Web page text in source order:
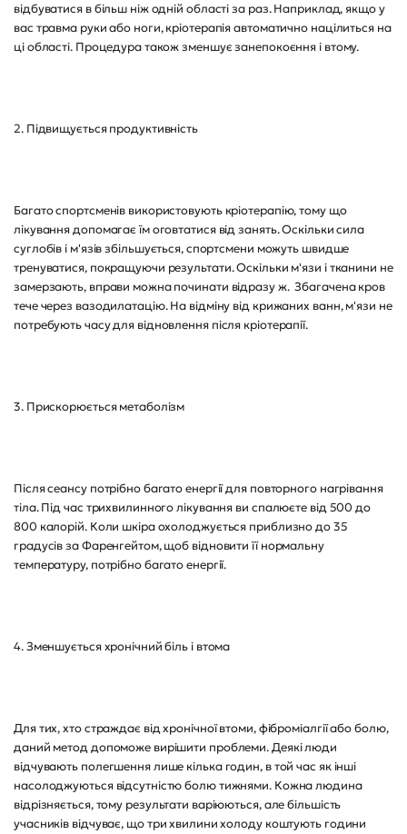
відбуватися в більш ніж одній області за раз. Наприклад, якщо у
вас травма руки або ноги, кріотерапія автоматично націлиться на
ці області. Процедура також зменшує занепокоєння і втому.
2. Підвищується продуктивність
Багато спортсменів використовують кріотерапію, тому що
лікування допомагає їм оговтатися від занять. Оскільки сила
суглобів і м'язів збільшується, спортсмени можуть швидше
тренуватися, покращуючи результати. Оскільки м'язи і тканини не
замерзають, вправи можна починати відразу ж. Збагачена кров
тече через вазодилатацію. На відміну від крижаних ванн, м'язи не
потребують часу для відновлення після кріотерапії.
3. Прискорюється метаболізм
Після сеансу потрібно багато енергії для повторного нагрівання
тіла. Під час трихвилинного лікування ви спалюєте від 500 до
800 калорій. Коли шкіра охолоджується приблизно до 35
градусів за Фаренгейтом, щоб відновити її нормальну
температуру, потрібно багато енергії.
4. Зменшується хронічний біль і втома
Для тих, хто страждає від хронічної втоми, фіброміалгії або болю,
даний метод допоможе вирішити проблеми. Деякі люди
відчувають полегшення лише кілька годин, в той час як інші
насолоджуються відсутністю болю тижнями. Кожна людина
відрізняється, тому результати варіюються, але більшість
учасників відчуває, що три хвилини холоду коштують години